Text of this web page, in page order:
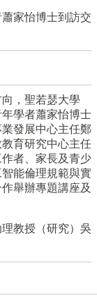
家怡博士到訪交
，聖若瑟大學
學者蕭家怡博士
發展中心主任鄭
育研究中心主任
者、家長及青少
能倫理規範與實
舉辦專題講座及
教授（研究）吳